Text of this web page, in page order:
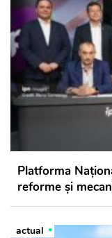
Platforma
reforme și
actual